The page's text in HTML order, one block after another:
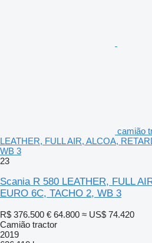
camião
LEATHER, FULL AIR, ALCOA,
WB 3
23
Scania R 580 LEATHER, FULL
EURO 6C, TACHO 2, WB 3
R$ 376.500 € 64.800 ≈ US$ 74.420
Camião tractor
2019